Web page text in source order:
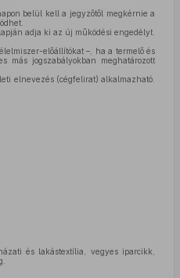
belül kell a jegyzőtől megkérnie a
adja ki az új működési engedélyt.
előállítókat –, ha a termelő és
más jogszabályokban meghatározott
elnevezés (cégfelirat) alkalmazható.
és lakástextília, vegyes iparcikk,